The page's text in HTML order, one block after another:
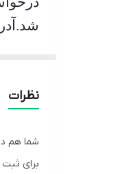
شد.
نظرات
شما هم
برای ثبت